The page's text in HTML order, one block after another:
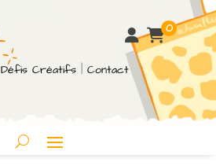
0
Défis Créatifs| Contact